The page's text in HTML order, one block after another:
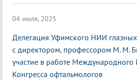
04 июля, 2025
Делегация Уфимского НИИ
с директором, профессором М. М.
участие в работе Международного
Конгресса офтальмологов